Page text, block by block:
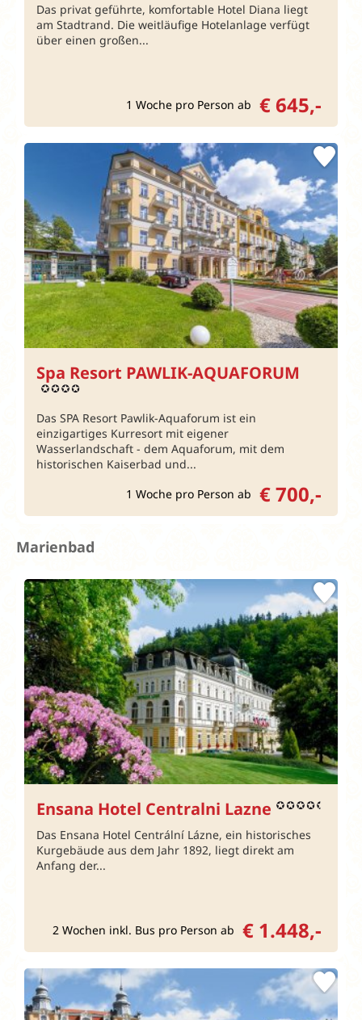
Das privat geführte, komfortable Hotel Diana liegt
am Stadtrand. Die weitläufige Hotelanlage verfügt
über einen großen...
1 Woche pro Person ab € 645,-
Spa Resort PAWLIK-AQUAFORUM
Das SPA Resort Pawlik-Aquaforum ist ein
einzigartiges Kurresort mit eigener
Wasserlandschaft - dem Aquaforum, mit dem
historischen Kaiserbad und...
1 Woche pro Person ab € 700,-
Marienbad
Ensana Hotel Centralni Lazne
Das Ensana Hotel Centrální Lázne, ein historisches
Kurgebäude aus dem Jahr 1892, liegt direkt am
Anfang der...
2 Wochen inkl. Bus pro Person ab € 1.448,-